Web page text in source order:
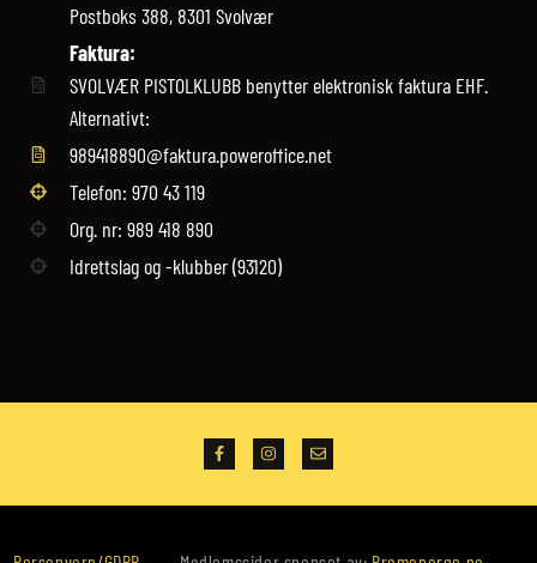
Postboks 388, 8301 Svolvær
Faktura:
SVOLVÆR PISTOLKLUBB benytter elektronisk faktura EHF.
Alternativt:
989418890@faktura.poweroffice.net
Telefon: 970 43 119‬
Org. nr: 989 418 890
Idrettslag og -klubber (93120)